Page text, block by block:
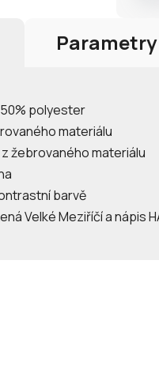
Parametry
polyester
materiálu
žebrovaného materiálu
barvě
Velké Meziříčí a nápis